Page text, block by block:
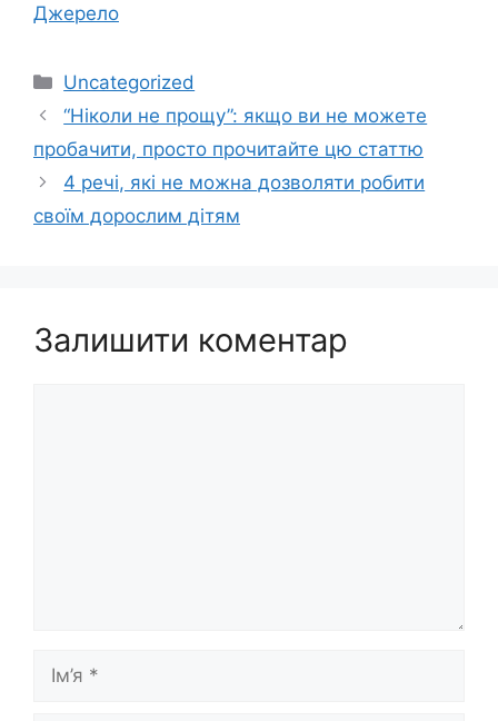
Джерело
Категорії
Uncategorized
“Ніколи не прощу”: якщо ви не можете
пробачити, просто прочитайте цю статтю
4 речі, які не можна дозволяти робити
своїм дорослим дітям
Залишити коментар